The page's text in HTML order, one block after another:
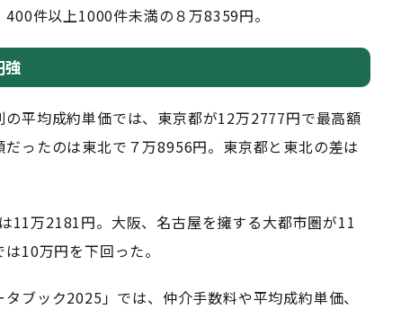
件以上1000件未満の８万8359円。
平均成約単価では、東京都が12万2777円で最高額
ったのは東北で７万8956円。東京都と東北の差は
11万2181円。大阪、名古屋を擁する大都市圏が11
10万円を下回った。
ブック2025」では、仲介手数料や平均成約単価、